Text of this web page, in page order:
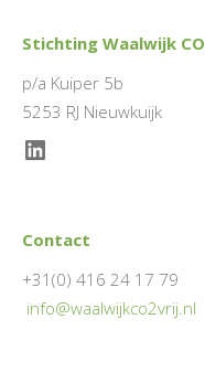
Stichting Waalwijk CO
p/a Kuiper 5b
5253 RJ Nieuwkuijk
LinkedIn
Contact
+31(0) 416 24 17 79
info@waalwijkco2vrij.nl